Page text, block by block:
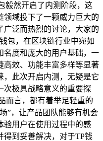
毅然开启了内测阶段，这
领域投下了一颗威力巨大的
广泛而热烈的讨论，大家的
包，在区块链行业中宛如
名度和庞大的用户基础，一
高效、功能丰富多样等显著
，此次开启内测，无疑是它
次极具战略意义的重要探
而言，都有着举足轻重的
”，让产品团队能够有机会
验用户在使用过程中的感
得到妥善解决，对于TP钱